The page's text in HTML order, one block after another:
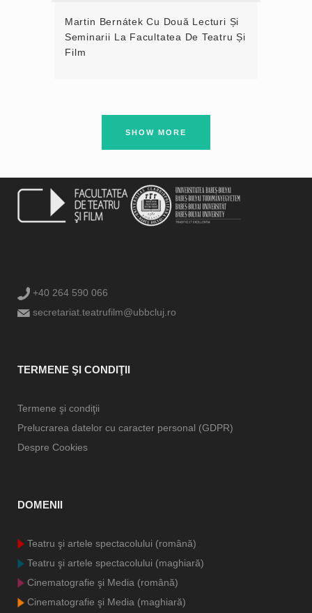
Martin Bernátek Cu Două Lecturi Și
Seminarii La Facultatea De Teatru Și
Film
SHOW MORE
+40 264 590 066
secretariat.teatrufilm@ubbcluj.ro
TERMENE ŞI CONDIŢII
Termene şi condiţii
Prelucrarea datelor cu caracter personal (GDPR)
Despre Cookies
DOMENII
Teatru şi artele spectacolului (română)
Teatru şi artele spectacolului (maghiară)
Cinematografie şi Media (română)
Cinematografie şi Media (maghiară)